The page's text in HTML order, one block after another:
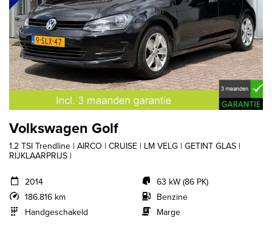
Volkswagen Golf
1.2 TSI Trendline | AIRCO | CRUISE | LM VELG | GETINT GLAS |
RIJKLAARPRIJS |
2014
186.816 km
Handgeschakeld
63 kW (86 PK)
Benzine
Marge